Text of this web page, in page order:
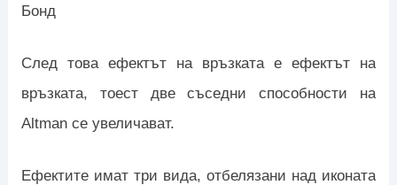
Бонд
След това ефектът на връзката е ефектът на
връзката, тоест две съседни способности на
Altman се увеличават.
Ефектите имат три вида, отбелязани над иконата